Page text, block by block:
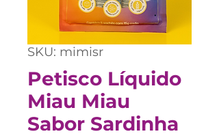
SKU: mimisr
Petisco Líquido
Miau Miau
Sabor Sardinha